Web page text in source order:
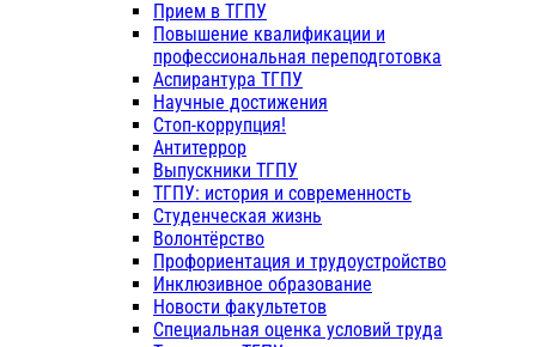
Прием в ТГПУ
Повышение квалификации и
профессиональная переподготовка
Аспирантура ТГПУ
Научные достижения
Стоп-коррупция!
Антитеррор
Выпускники ТГПУ
ТГПУ: история и современность
Студенческая жизнь
Волонтёрство
Профориентация и трудоустройство
Инклюзивное образование
Новости факультетов
Специальная оценка условий труда